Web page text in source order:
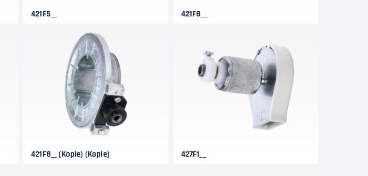
421F5__ 421F8__
421F8__ (Kopie) (Kopie) 427F1__